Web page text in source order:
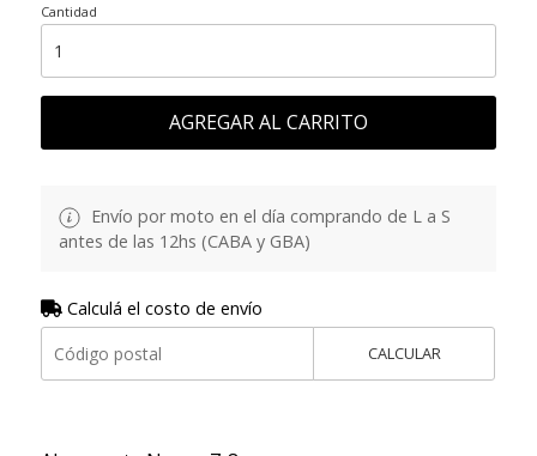
Cantidad
AGREGAR AL CARRITO
Envío por moto en el día comprando de L a S
antes de las 12hs (CABA y GBA)
Calculá el costo de envío
CALCULAR